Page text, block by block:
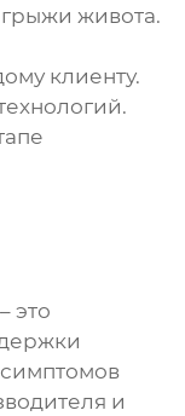
живота.
клиенту.
– это
и